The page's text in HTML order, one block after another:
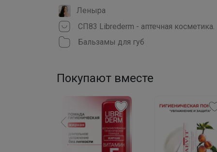
Леныра
СП83 Librederm - аптечная
Бальзамы для губ
Покупают вместе